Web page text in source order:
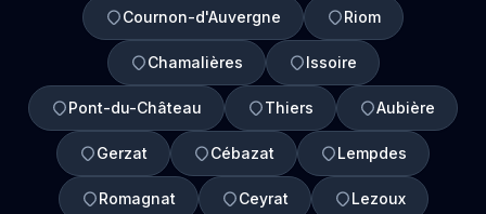
Cournon-d'Auvergne Riom
Chamalières Issoire
Pont-du-Château Thiers Aubière
Gerzat Cébazat Lempdes
Romagnat Ceyrat Lezoux